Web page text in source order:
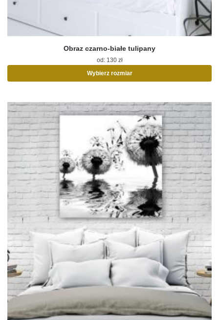
Obraz czarno-białe tulipany
od: 130 zł
Wybierz rozmiar
ma
wiele
wariantów.
Opcje
można
wybrać
na
stronie